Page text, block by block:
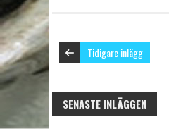
Tidigare inlägg
SENASTE INLÄGGEN